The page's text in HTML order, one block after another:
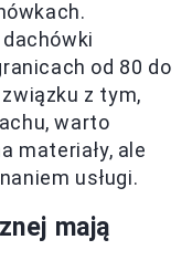
od 80 do
z tym,
warto
materiały, ale
usługi.
mają